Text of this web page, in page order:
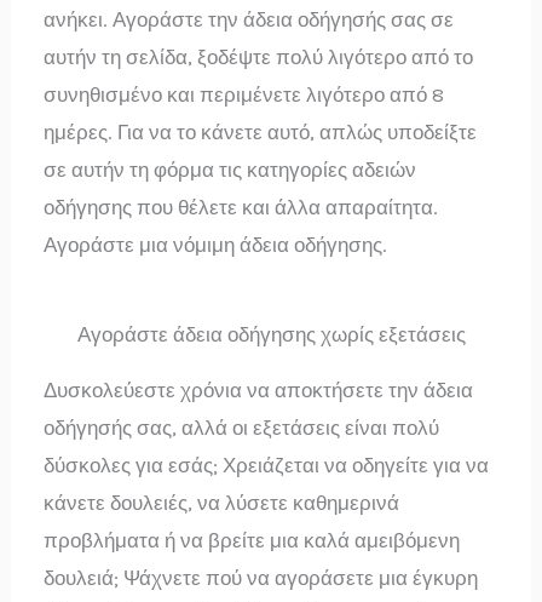
ανήκει. Αγοράστε την άδεια οδήγησής σας σε
αυτήν τη σελίδα, ξοδέψτε πολύ λιγότερο από το
συνηθισμένο και περιμένετε λιγότερο από 8
ημέρες. Για να το κάνετε αυτό, απλώς υποδείξτε
σε αυτήν τη φόρμα τις κατηγορίες αδειών
οδήγησης που θέλετε και άλλα απαραίτητα.
Αγοράστε μια νόμιμη άδεια οδήγησης.
Αγοράστε άδεια οδήγησης χωρίς εξετάσεις
Δυσκολεύεστε χρόνια να αποκτήσετε την άδεια
οδήγησής σας, αλλά οι εξετάσεις είναι πολύ
δύσκολες για εσάς; Χρειάζεται να οδηγείτε για να
κάνετε δουλειές, να λύσετε καθημερινά
προβλήματα ή να βρείτε μια καλά αμειβόμενη
δουλειά; Ψάχνετε πού να αγοράσετε μια έγκυρη